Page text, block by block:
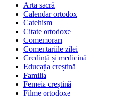
Arta sacră
Calendar ortodox
Catehism
Citate ortodoxe
Comemorări
Comentariile zilei
Credință și medicină
Educația creștină
Familia
Femeia creștină
Filme ortodoxe